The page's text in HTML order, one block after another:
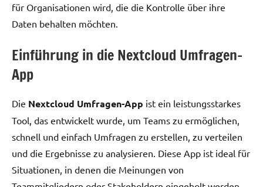
für Organisationen wird, die die Kontrolle über ihre
Daten behalten möchten.
Einführung in die Nextcloud Umfragen-
App
Die Nextcloud Umfragen-App ist ein leistungsstarkes
Tool, das entwickelt wurde, um Teams zu ermöglichen,
schnell und einfach Umfragen zu erstellen, zu verteilen
und die Ergebnisse zu analysieren. Diese App ist ideal für
Situationen, in denen die Meinungen von